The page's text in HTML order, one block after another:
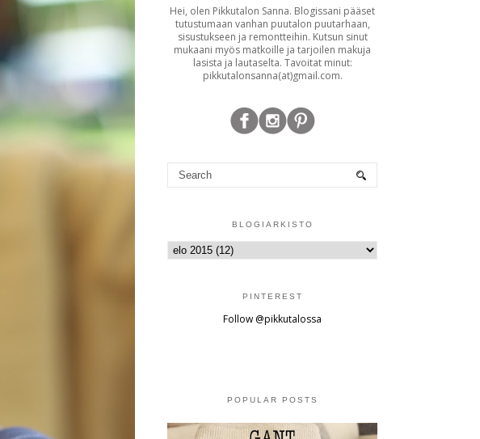
Hei, olen Pikkutalon Sanna. Blogissani pääset
tutustumaan vanhan puutalon puutarhaan,
sisustukseen ja remontteihin. Kutsun sinut
mukaani myös matkoille ja tarjoilen makuja
lasista ja lautaselta. Tavoitat minut:
pikkutalonsanna(at)gmail.com.
BLOGIARKISTO
PINTEREST
Follow @pikkutalossa
POPULAR POSTS